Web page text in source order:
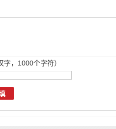
字，1000个字符）